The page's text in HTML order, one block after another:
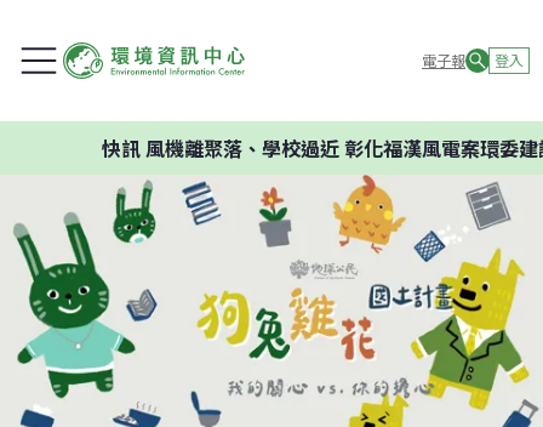
電子報 登入
風機離聚落、學校過近 彰化福漢風電案環委建議不應